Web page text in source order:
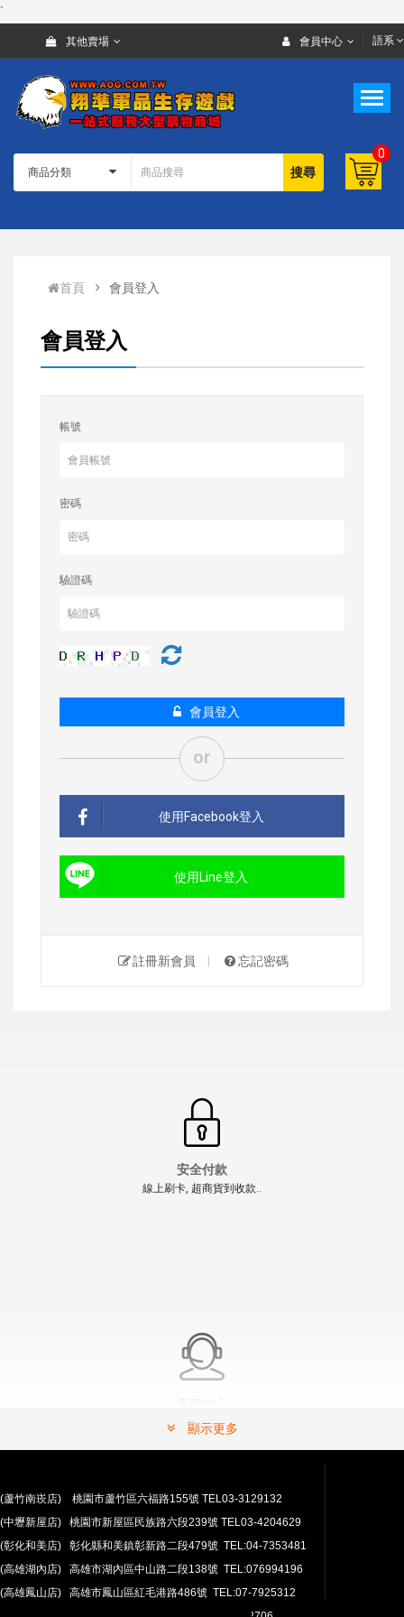
`
其他賣場 會員中心 語系
搜尋
0
首頁 會員登入
會員登入
帳號
密碼
驗證碼
會員登入
or
使用Facebook登入
使用Line登入
註冊新會員 | 忘記密碼
安全付款
線上刷卡, 超商貨到收款..
有問題嗎？ 可以連絡我們。
常見問題解答請按這裡.
顯示更多
(蘆竹南崁店) 桃園市蘆竹區六福路155號 TEL03-3129132
(中壢新屋店) 桃園市新屋區民族路六段239號 TEL03-4204629
(彰化和美店) 彰化縣和美鎮彰新路二段479號 TEL:04-7353481
(高雄湖內店) 高雄市湖內區中山路二段138號 TEL:076994196
(高雄鳳山店) 高雄市鳳山區紅毛港路486號 TEL:07-7925312